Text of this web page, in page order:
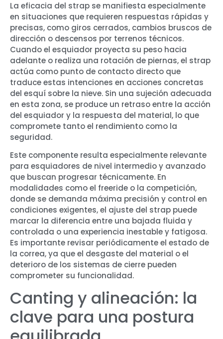
La eficacia del strap se manifiesta especialmente
en situaciones que requieren respuestas rápidas y
precisas, como giros cerrados, cambios bruscos de
dirección o descensos por terrenos técnicos.
Cuando el esquiador proyecta su peso hacia
adelante o realiza una rotación de piernas, el strap
actúa como punto de contacto directo que
traduce estas intenciones en acciones concretas
del esquí sobre la nieve. Sin una sujeción adecuada
en esta zona, se produce un retraso entre la acción
del esquiador y la respuesta del material, lo que
compromete tanto el rendimiento como la
seguridad.
Este componente resulta especialmente relevante
para esquiadores de nivel intermedio y avanzado
que buscan progresar técnicamente. En
modalidades como el freeride o la competición,
donde se demanda máxima precisión y control en
condiciones exigentes, el ajuste del strap puede
marcar la diferencia entre una bajada fluida y
controlada o una experiencia inestable y fatigosa.
Es importante revisar periódicamente el estado de
la correa, ya que el desgaste del material o el
deterioro de los sistemas de cierre pueden
comprometer su funcionalidad.
Canting y alineación: la
clave para una postura